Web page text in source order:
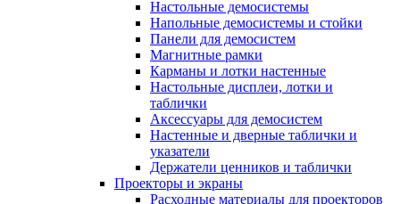
Настольные демосистемы
Напольные демосистемы и стойки
Панели для демосистем
Магнитные рамки
Карманы и лотки настенные
Настольные дисплеи, лотки и
таблички
Аксессуары для демосистем
Настенные и дверные таблички и
указатели
Держатели ценников и таблички
Проекторы и экраны
Расходные материалы для проекторов